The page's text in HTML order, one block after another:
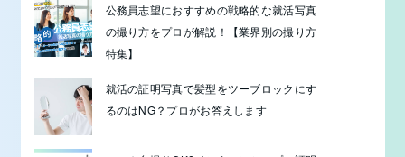
公務員志望におすすめの戦略的な就活写真
の撮り方をプロが解説！【業界別の撮り方
特集】
就活の証明写真で髪型をツーブロックにす
るのはNG？プロがお答えします